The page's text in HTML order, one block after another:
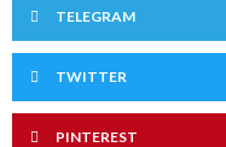
TELEGRAM
TWITTER
PINTEREST